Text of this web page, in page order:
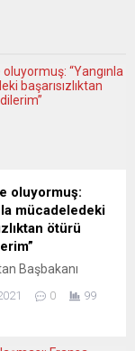
oluyormuş:
mücadeledeki
ötürü
Başbakanı
gösterilen
0 99